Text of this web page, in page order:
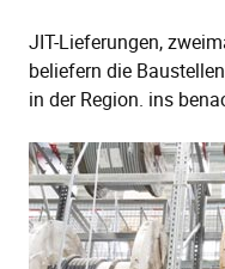
JIT-Lieferungen,
beliefern die
in der Region. ins